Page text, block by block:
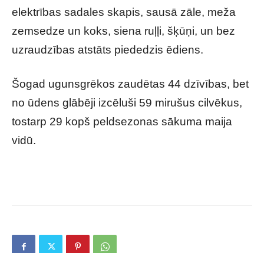
elektrības sadales skapis, sausā zāle, meža
zemsedze un koks, siena ruļļi, šķūņi, un bez
uzraudzības atstāts piededzis ēdiens.
Šogad ugunsgrēkos zaudētas 44 dzīvības, bet
no ūdens glābēji izcēluši 59 mirušus cilvēkus,
tostarp 29 kopš peldsezonas sākuma maija
vidū.